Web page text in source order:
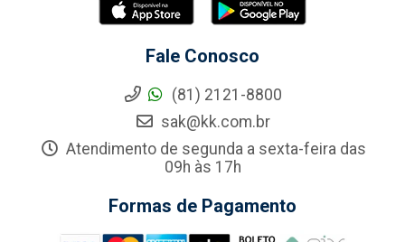
Fale Conosco
(81) 2121-8800
sak@kk.com.br
Atendimento de segunda a sexta-feira das
09h às 17h
Formas de Pagamento